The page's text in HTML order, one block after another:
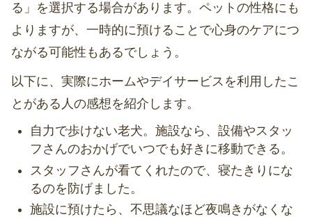
る」を選択する場合があります。ペットの性格にも
よりますが、一時的に預けることで心身のケアにつ
ながる可能性もあるでしょう。
以下に、実際にホームやデイサービスを利用したこ
とがある人の感想を紹介します。
自力で歩けない老犬。施設なら、設備やスタッ
フさんのおかげでいつでも好きに移動できる。
スタッフさんが看てくれたので、寝たきりにな
るのを防げました。
施設に預けたら、不思議なほど夜鳴きがなくな